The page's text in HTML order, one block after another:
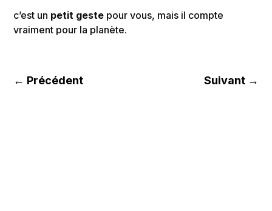
c’est un petit geste pour vous, mais il compte
vraiment pour la planète.
← Précédent Suivant →